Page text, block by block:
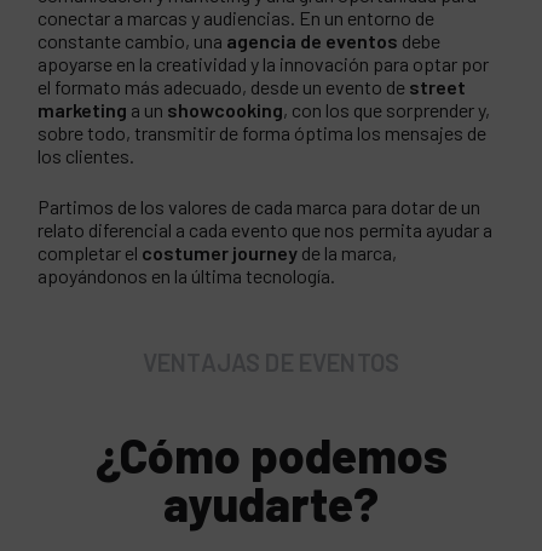
conectar a marcas y audiencias. En un entorno de
constante cambio, una agencia de eventos debe
apoyarse en la creatividad y la innovación para optar por
el formato más adecuado, desde un evento de street
marketing a un showcooking, con los que sorprender y,
sobre todo, transmitir de forma óptima los mensajes de
los clientes.
Partimos de los valores de cada marca para dotar de un
relato diferencial a cada evento que nos permita ayudar a
completar el costumer journey de la marca,
apoyándonos en la última tecnología.
¿Cómo podemos
ayudarte?